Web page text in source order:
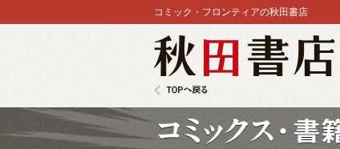
コミック・フロンティアの秋田書店